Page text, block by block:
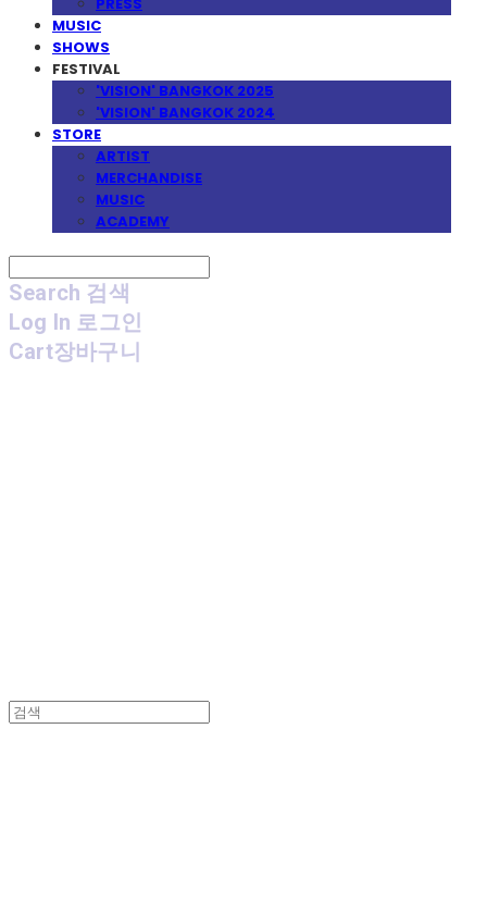
MUSIC
SHOWS
FESTIVAL
'VISION' BANGKOK 2025
'VISION' BANGKOK 2024
STORE
ARTIST
MERCHANDISE
MUSIC
ACADEMY
Search 검색
Log In 로그인
Cart장바구니